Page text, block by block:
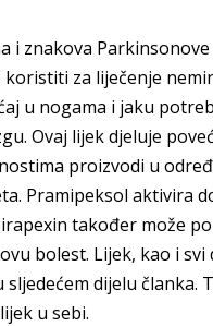
i znakova
za liječenje
u nogama i jaku
Ovaj lijek djeluje
proizvodi u
Pramipeksol aktivira
također može
bolest. Lijek, kao i
dijelu članka.
u sebi.